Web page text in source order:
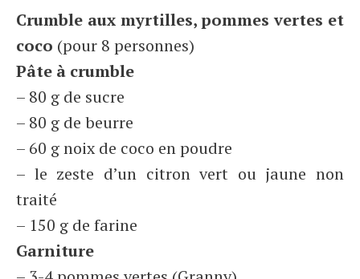
Crumble aux myrtilles, pommes vertes et
coco (pour 8 personnes)
Pâte à crumble
– 80 g de sucre
– 80 g de beurre
– 60 g noix de coco en poudre
– le zeste d’un citron vert ou jaune non
traité
– 150 g de farine
Garniture